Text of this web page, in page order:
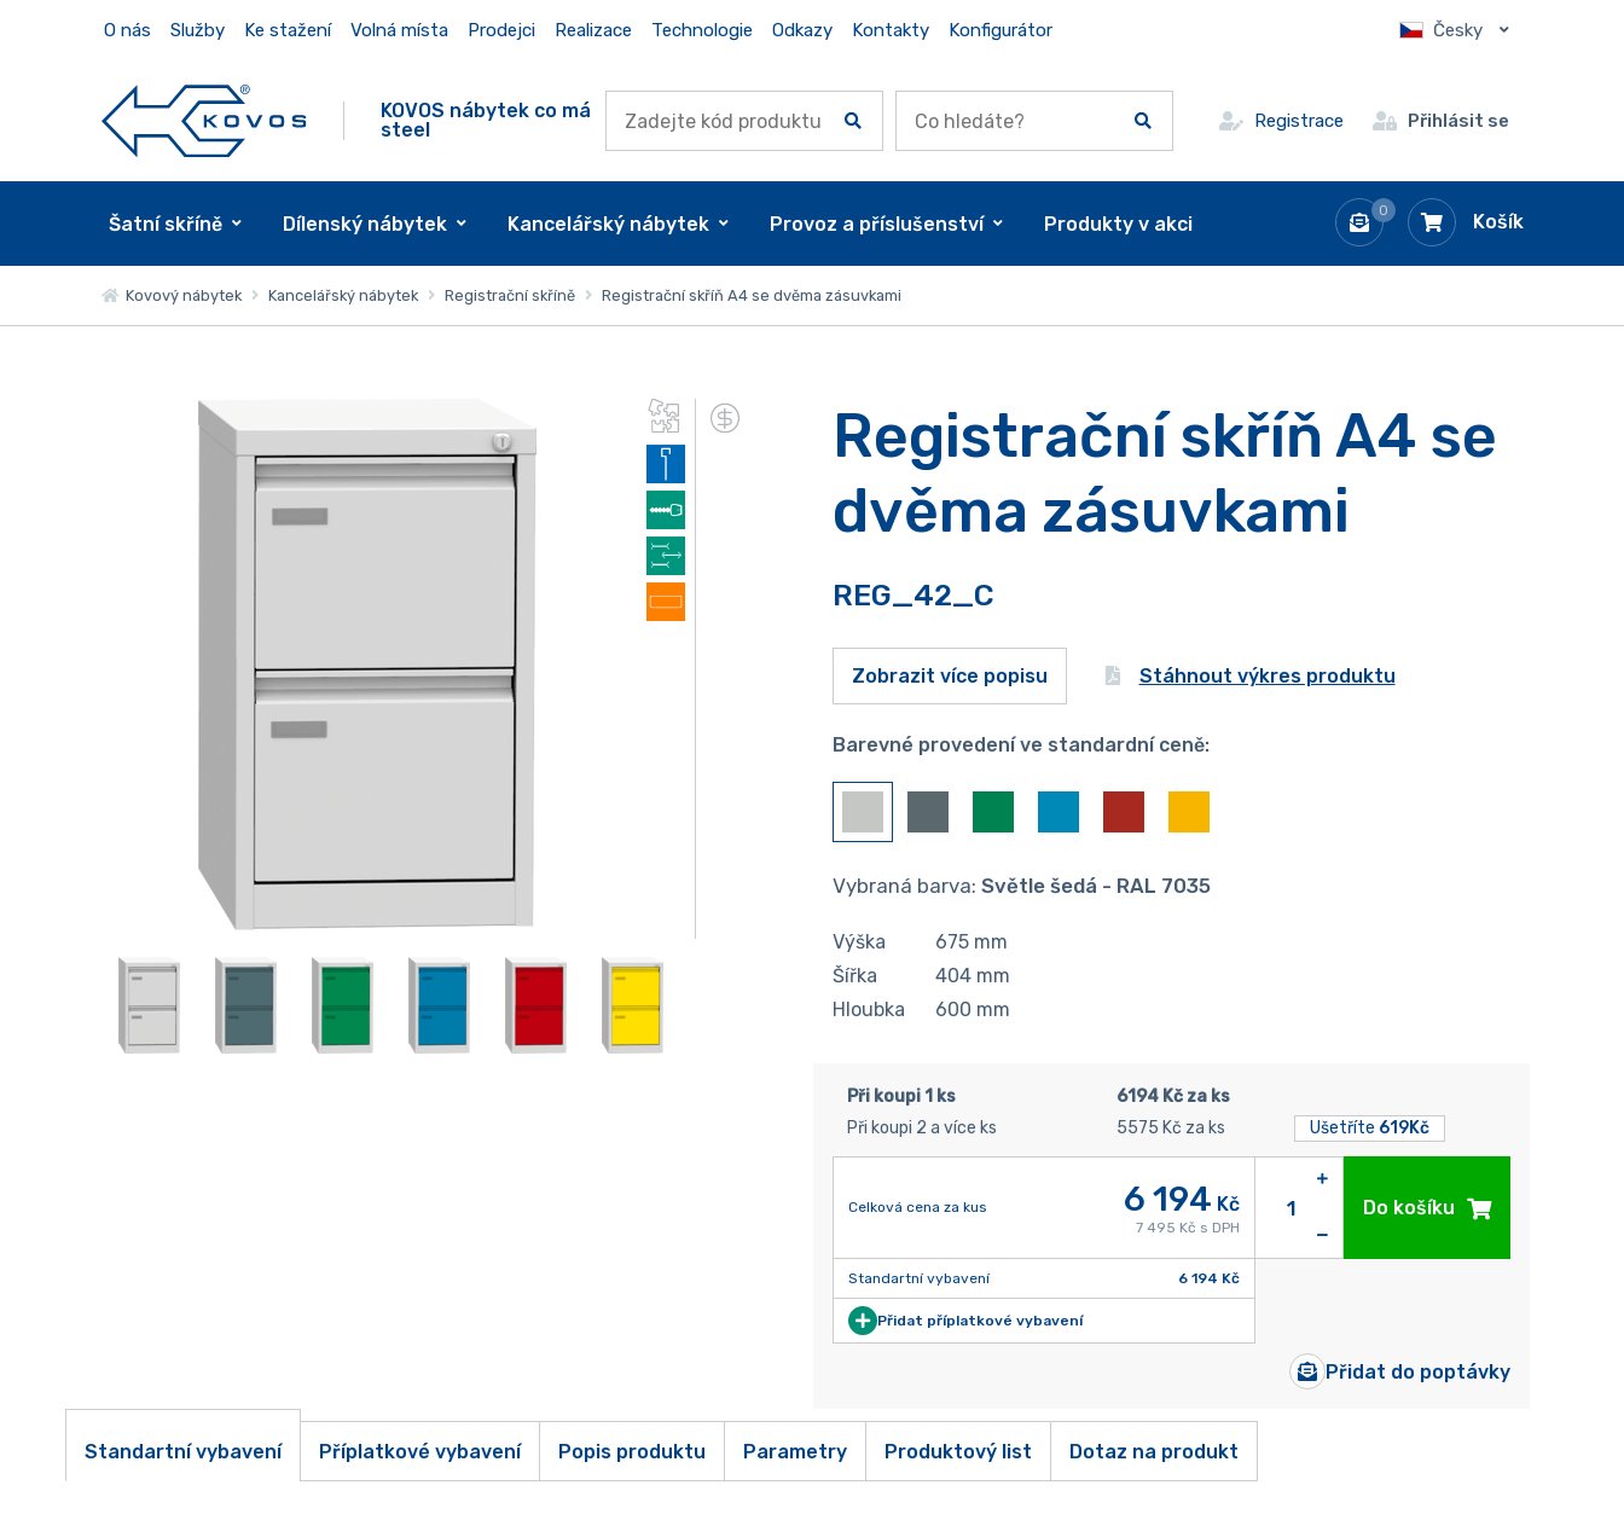
O nás Služby Ke stažení Volná místa Prodejci Realizace Technologie Odkazy Kontakty Konfigurátor Česky
KOVOS nábytek co má
steel
Registrace Přihlásit se
0 Košík
Šatní skříně Dílenský nábytek Kancelářský nábytek Provoz a příslušenství Produkty v akci
Kovový nábytek Kancelářský nábytek Registrační skříně Registrační skříň A4 se dvěma zásuvkami
Registrační skříň A4 se
dvěma zásuvkami
REG_42_C
Zobrazit více popisu Stáhnout výkres produktu
Barevné provedení ve standardní ceně:
Vybraná barva: Světle šedá - RAL 7035
Výška 675mm
Šířka
404mm
Hloubka
600 mm
Při koupi 1 ks
6194 Kč za ks
Při koupi 2 a více ks
5575 Kč za ks Ušetříte 619Kč
Celková cena za kus 6 194 Kč
7 495 Kč s DPH
Standartní vybavení 6 194 Kč
Přidat příplatkové vybavení
Do košíku
Přidat do poptávky
Standartní vybavení Příplatkové vybavení Popis produktu Parametry Produktový list Dotaz na produkt